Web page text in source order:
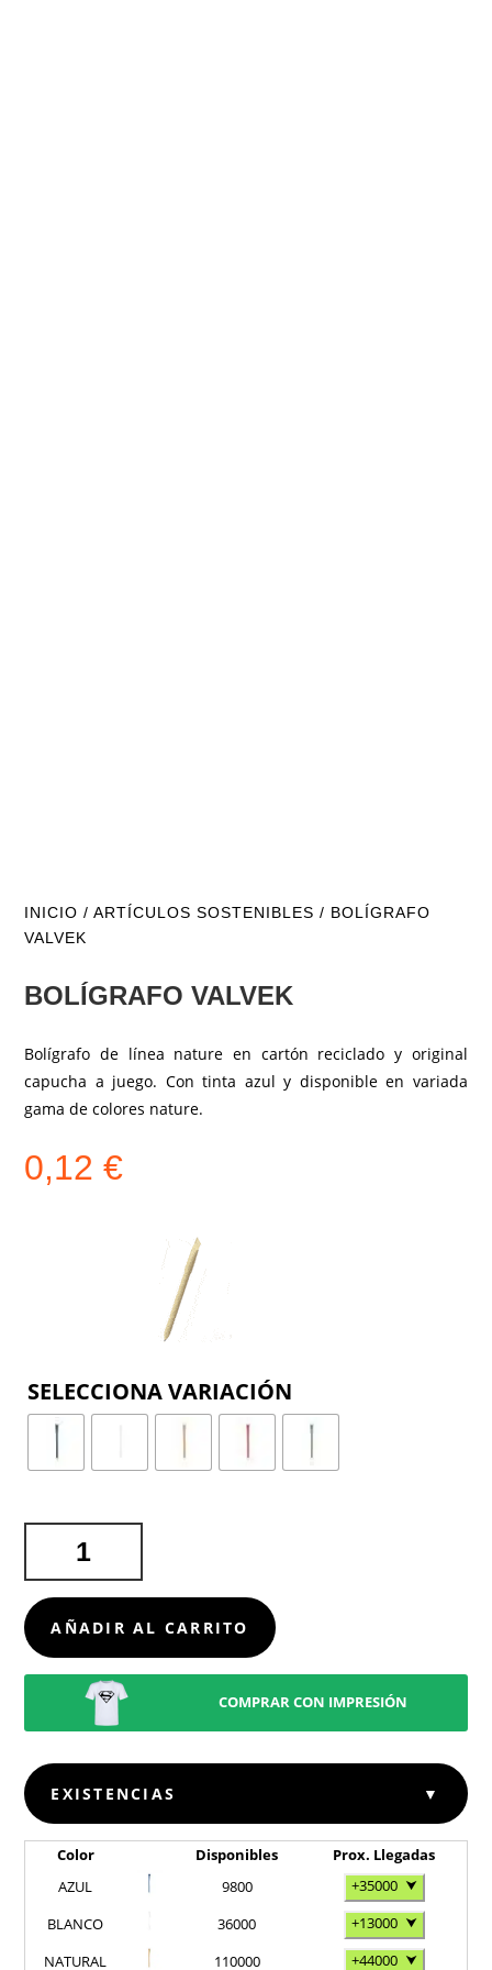
INICIO /ARTÍCULOS SOSTENIBLES / BOLÍGRAFO
VALVEK
BOLÍGRAFO VALVEK
Bolígrafo de línea nature en cartón reciclado y original
capucha a juego. Con tinta azul y disponible en variada
gama de colores nature.
0,12€
VALVEK
CANTIDAD
AÑADIR AL CARRITO
COMPRAR CON IMPRESIÓN
EXISTENCIAS ▼
Color Disponibles
Prox. Llegadas
AZUL
9800 +35000 ⮟
BLANCO
36000 +13000 ⮟
NATURAL
110000 +44000 ⮟